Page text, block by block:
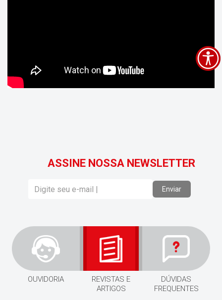
ASSINE NOSSA NEWSLETTER
Enviar
OUVIDORIA
REVISTAS E
ARTIGOS
DÚVIDAS
FREQUENTES